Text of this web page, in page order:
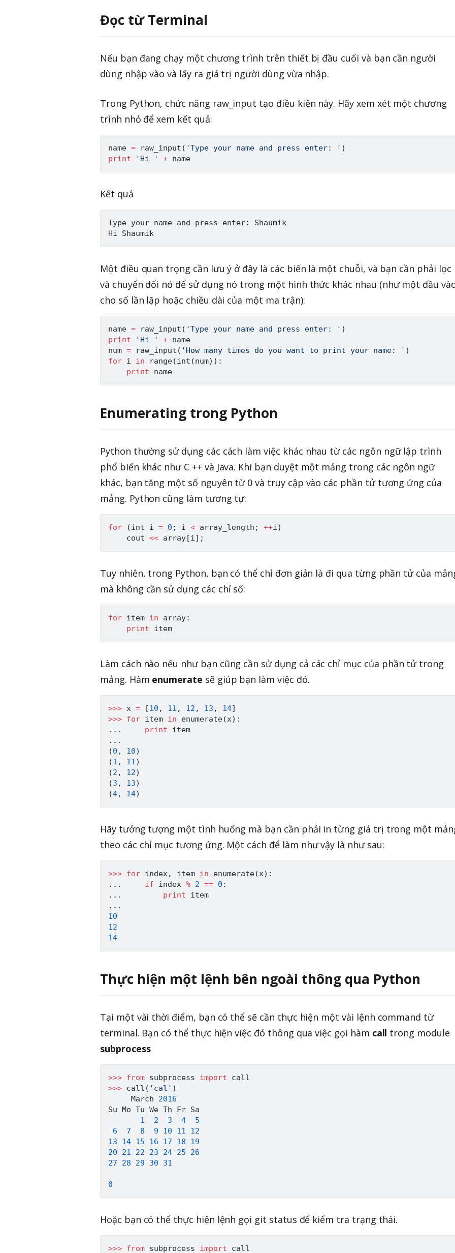
Đọc từ Terminal
Nếu bạn đang chạy một chương trình trên thiết bị đầu cuối và bạn cần người
dùng nhập vào và lấy ra giá trị người dùng vừa nhập.
Trong Python, chức năng raw_input tạo điều kiện này. Hãy xem xét một chương
trình nhỏ để xem kết quả:
name = raw_input ( 'Type your name and press enter: ' )
print
'Hi ' +
Kết quả
Type your name and press enter: Shaumik
Một điều quan trọng cần lưu ý ở đây là các biến là một chuỗi, và bạn cần phải lọc
và chuyển đổi nó để sử dụng nó trong một hình thức khác nhau (như một đầu
cho số lần lặp hoặc chiều dài của một ma trận):
name = raw_input ( 'Type your name and press enter: ' )
print
'Hi ' + name
num = raw_input ( 'How many times do you want to print your name: ' )
for i in range(int (num) ) :
print
Enumerating trong Python
Python thường sử dụng các cách làm việc khác nhau từ các ngôn ngữ lập trình
phổ biến khác như C ++ và Java. Khi bạn duyệt một mảng trong các ngôn ngữ
khác, bạn tăng một số nguyên từ 0 và truy cập vào các phần tử tương ứng của
mảng. Python cũng làm tương tự:
for (int i = 0 ; i < array_length ; ++i)
    cout
<< array[i] ;
Tuy nhiên, trong Python, bạn có thể chỉ đơn giản là đi qua từng phần tử của
mà không cần sử dụng các chỉ số:
for item in array:
print
Làm cách nào nếu như bạn cũng cần sử dụng cả các chỉ mục của phần tử trong
mảng. Hàm enumerate sẽ giúp bạn làm việc đó.
>>> x = [10 , 11 , 12 , 13 , 14]
>>> for item in enumerate(x) :
. . . print
. . .
(0 , 10)
(1 , 11)
(2 , 12)
(3 , 13)
(4, 14)
Hãy tưởng tượng một tình huống mà bạn cần phải in từng giá trị trong một
theo các chỉ mục tương ứng. Một cách để làm như vậy là như sau:
>>> for index, item in enumerate(x) :
. . . if index % 2 == 0 :
. . . print
. . .
10
12
14
Thực hiện một lệnh bên ngoài thông qua Python
Tại một vài thời điểm, bạn có thể sẽ cần thực hiện một vài lệnh command từ
terminal. Bạn có thể thực hiện việc đó thông qua việc gọi hàm call trong module
subprocess
>>> from subprocess import
>>> call ( 'cal' )
     March
2016
Su Mo Tu We Th Fr Sa
1
2 3 4
5
6
7 8 9 10 11
12
13
14 15 16 17 18
19
20
21 22 23 24 25
26
27
28 29 30 31
0
Hoặc bạn có thể thực hiện lệnh gọi git status để kiểm tra trạng thái.
>>> from subprocess import